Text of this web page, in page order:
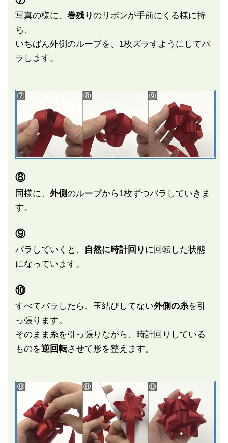
写真の様に、 巻残りのリボンが手前にくる様に持
ち、
いちばん外側のループを、1枚ズラすようにしてバ
ラします。
⑧
同様に、 外側のループから1枚ずつバラしていきま
す。
⑨
バラしていくと、 自然に時計回り に回転した状態
になっています。
⑩
すべてバラしたら、玉結びしてない外側の糸を引
っ張ります。
そのまま糸を引っ張りながら、時計回りしている
ものを逆回転させて形を整えます。